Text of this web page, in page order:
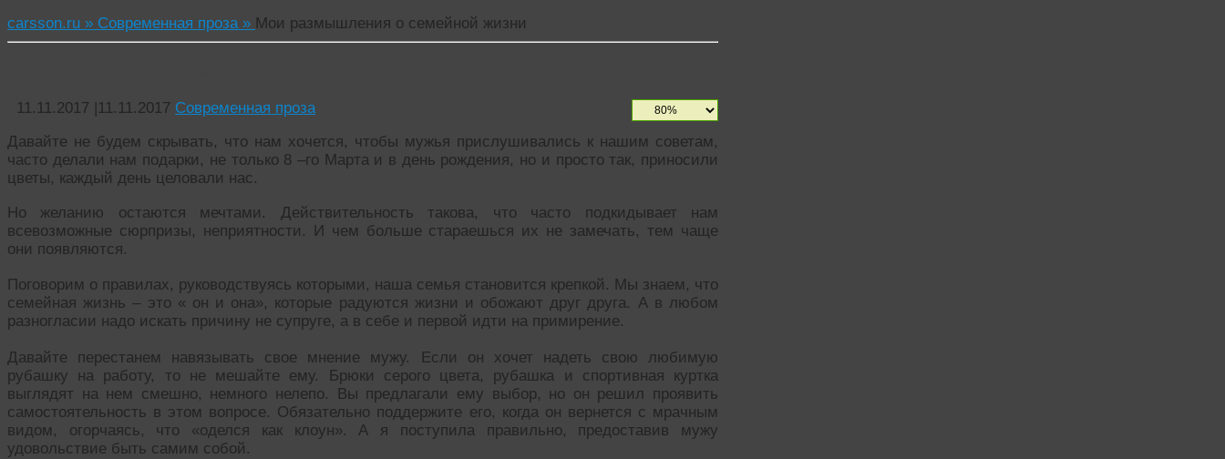
carsson.ru » Современная проза » Мои размышления о семейной жизни
11.11.2017 |11.11.2017 Современная проза
Давайте не будем скрывать, что нам хочется, чтобы мужья прислушивались к нашим советам,
часто делали нам подарки, не только 8 –го Марта и в день рождения, но и просто так, приносили
цветы, каждый день целовали нас.
Но желанию остаются мечтами. Действительность такова, что часто подкидывает нам
всевозможные сюрпризы, неприятности. И чем больше стараешься их не замечать, тем чаще
они появляются.
Поговорим о правилах, руководствуясь которыми, наша семья становится крепкой. Мы знаем, что
семейная жизнь – это « он и она», которые радуются жизни и обожают друг друга. А в любом
разногласии надо искать причину не супруге, а в себе и первой идти на примирение.
Давайте перестанем навязывать свое мнение мужу. Если он хочет надеть свою любимую
рубашку на работу, то не мешайте ему. Брюки серого цвета, рубашка и спортивная куртка
выглядят на нем смешно, немного нелепо. Вы предлагали ему выбор, но он решил проявить
самостоятельность в этом вопросе. Обязательно поддержите его, когда он вернется с мрачным
видом, огорчаясь, что «оделся как клоун». А я поступила правильно, предоставив мужу
удовольствие быть самим собой.